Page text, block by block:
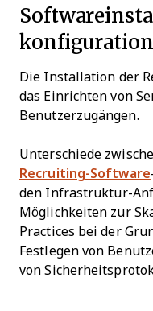
konfiguration
Die Installation der
das Einrichten von
Benutzerzugängen.
Unterschiede
Recruiting-Software
den Infrastruktur-
Möglichkeiten zur
Practices bei der
Festlegen von
von